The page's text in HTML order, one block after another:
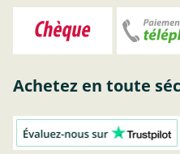
Achetez en toute